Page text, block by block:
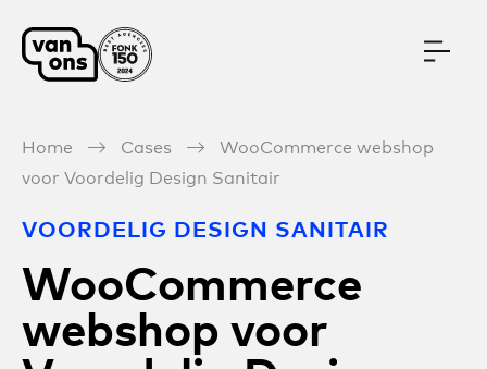
Home Cases
WooCommerce webshop
voor Voordelig Design Sanitair
VOORDELIG DESIGN SANITAIR
WooCommerce
webshop voor